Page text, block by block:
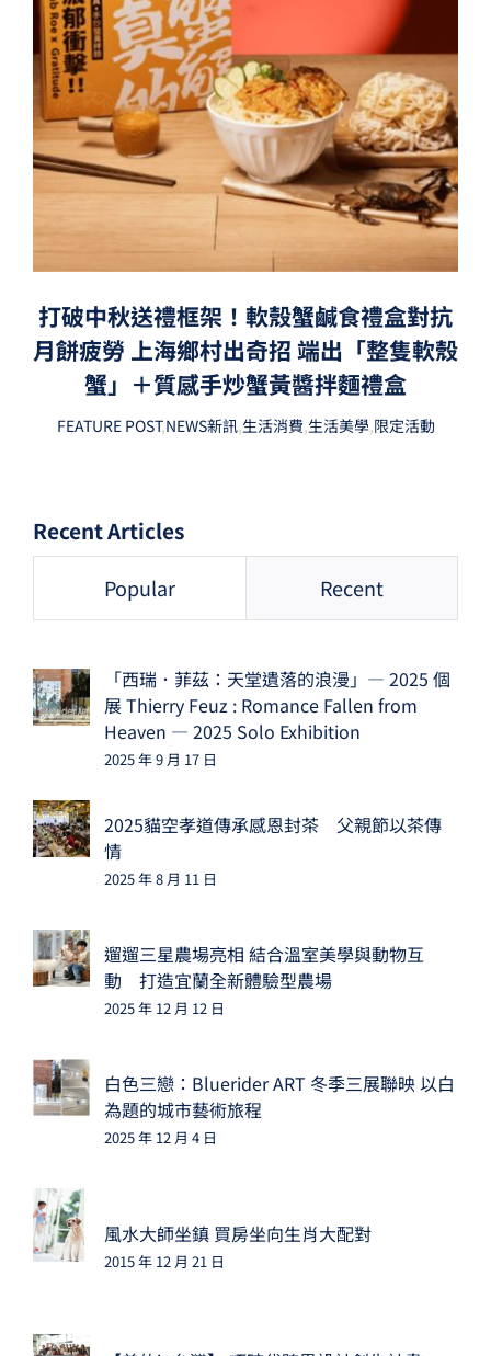
打破中秋送禮框架！軟殼蟹鹹食禮盒對抗
月餅疲勞 上海鄉村出奇招 端出「整隻軟殼
蟹」＋質感手炒蟹黃醬拌麵禮盒
FEATURE POST,NEWS新訊,生活消費,生活美學,限定活動
Recent Articles
Popular Recent
「西瑞．菲茲：天堂遺落的浪漫」— 2025 個
展 Thierry Feuz : Romance Fallen from
Heaven — 2025 Solo Exhibition
2025 年 9 月 17 日
2025貓空孝道傳承感恩封茶 父親節以茶傳
情
2025 年 8 月 11 日
遛遛三星農場亮相 結合溫室美學與動物互
動 打造宜蘭全新體驗型農場
2025 年 12 月 12 日
白色三戀：Bluerider ART 冬季三展聯映 以白
為題的城市藝術旅程
2025 年 12 月 4 日
風水大師坐鎮 買房坐向生肖大配對
2015 年 12 月 21 日